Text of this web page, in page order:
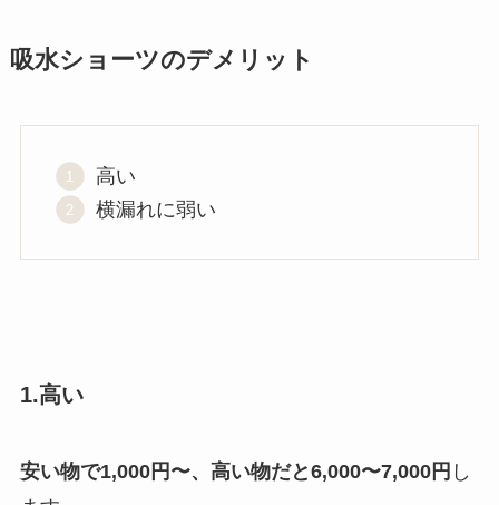
吸水ショーツのデメリット
高い
横漏れに弱い
1.高い
安い物で1,000円〜、高い物だと6,000〜7,000円 し